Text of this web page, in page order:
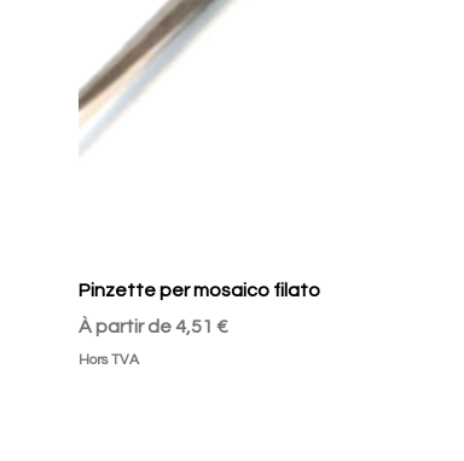
Pinzette per mosaico filato
À partir de4,51 €
Prix promotionnel
Hors TVA